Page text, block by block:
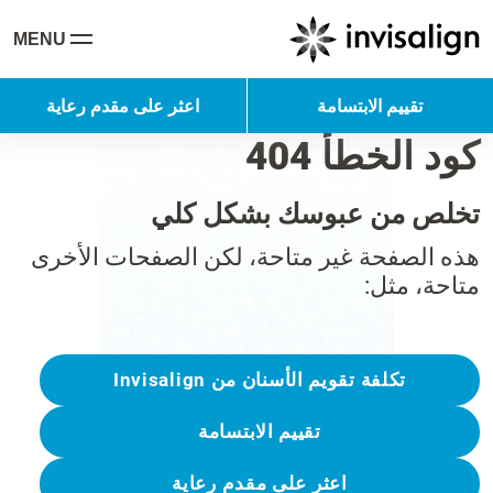
MENU
تقييم الابتسامة اعثر على مقدم رعاية
كود الخطأ 404
تخلص من عبوسك بشكل كلي
هذه الصفحة غير متاحة، لكن الصفحات الأخرى
متاحة، مثل:
تكلفة تقويم الأسنان من Invisalign
تقييم الابتسامة
اعثر على مقدم رعاية